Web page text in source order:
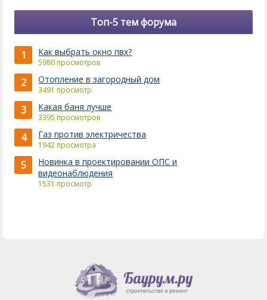
Топ-5 тем форума
1 Как выбрать окно пвх?
5980 просмотров
2 Отопление в загородный дом
3491 просмотр
3 Какая баня лучше
3395 просмотров
4 Газ против электричества
1942 просмотра
5
Новинка в проектировании ОПС и
видеонаблюдения
1531 просмотр